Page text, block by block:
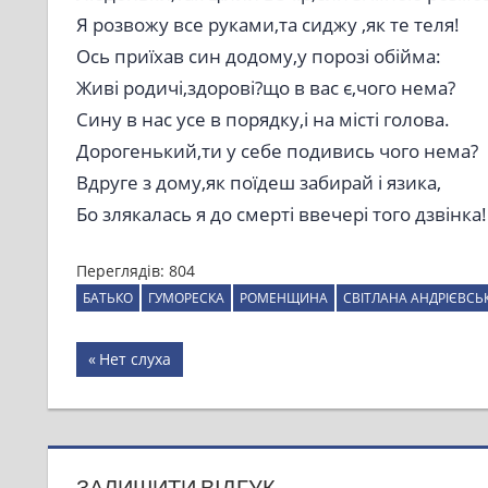
Я розвожу все руками,та сиджу ,як те теля!
Ось приїхав син додому,у порозі обійма:
Живі родичі,здорові?що в вас є,чого нема?
Сину в нас усе в порядку,і на місті голова.
Дорогенький,ти у себе подивись чого нема?
Вдруге з дому,як поїдеш забирай і язика,
Бо злякалась я до смерті ввечері того дзвінка!
Переглядів: 804
БАТЬКО ГУМОРЕСКА РОМЕНЩИНА СВІТЛАНА
Навігація
записів
Previous
Post:
Нет слуха